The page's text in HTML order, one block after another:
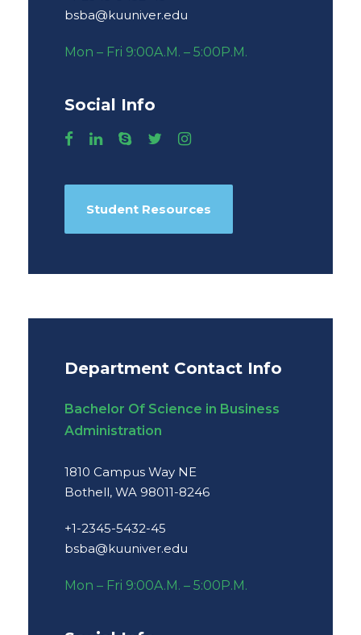
bsba@kuuniver.edu
Mon – Fri 9:00A.M. – 5:00P.M.
Social Info
Student Resources
Department Contact Info
Bachelor Of Science in Business
Administration
1810 Campus Way NE
Bothell, WA 98011-8246
+1-2345-5432-45
bsba@kuuniver.edu
Mon – Fri 9:00A.M. – 5:00P.M.